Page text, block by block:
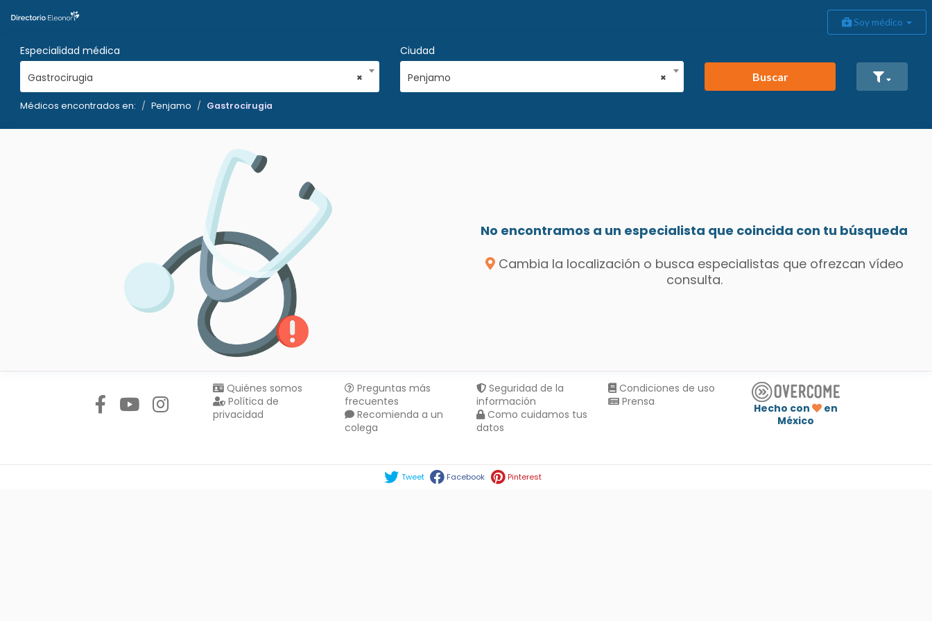
Soy médico
Especialidad médica
×
Gastrocirugia
Ciudad
×
Penjamo Buscar
Médicos encontrados en: Penjamo Gastrocirugia
No encontramos a un especialista que coincida con tu búsqueda
Cambia la localización o busca especialistas que ofrezcan vídeo
consulta.
Quiénes somos
Política de
privacidad
Preguntas más
frecuentes
Recomienda a un
colega
Seguridad de la
información
Como cuidamos tus
datos
Condiciones de uso
Prensa
Hecho con
en
México
Tweet Facebook Pinterest